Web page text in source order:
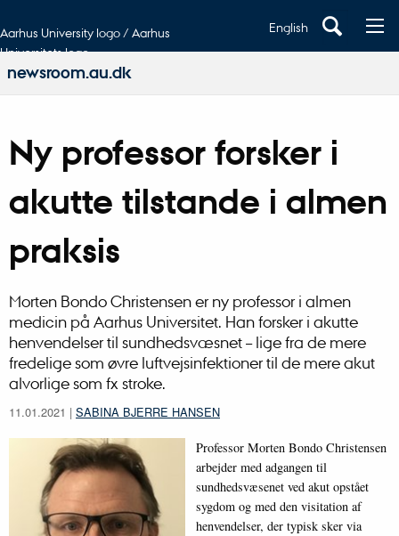
Aarhus University logo / Aarhus
Universitets logo
newsroom.au.dk
English
Ny professor forsker i
akutte tilstande i almen
praksis
Morten Bondo Christensen er ny professor i almen
medicin på Aarhus Universitet. Han forsker i akutte
henvendelser til sundhedsvæsnet – lige fra de mere
fredelige som øvre luftvejsinfektioner til de mere akut
alvorlige som fx stroke.
11.01.2021 | SABINA BJERRE HANSEN
Professor Morten Bondo Christensen
arbejder med adgangen til
sundhedsvæsenet ved akut opstået
sygdom og med den visitation af
henvendelser, der typisk sker via